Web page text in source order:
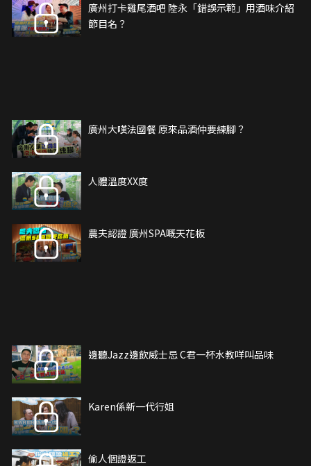
廣州打卡雞尾酒吧 陸永「錯誤示範」用酒味介紹
節目名？
廣州大嘆法國餐 原來品酒仲要練腳？
人體溫度XX度
農夫認證 廣州SPA嘅天花板
邊聽Jazz邊飲威士忌 C君一杯水教咩叫品味
Karen係新一代行姐
偷人個證返工